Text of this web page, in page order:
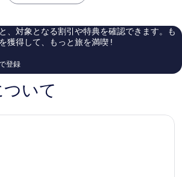
い、
口
口
、対象となる割引や特典を確認できます。も
獲得して、もっと旅を満喫 !
登録
いて